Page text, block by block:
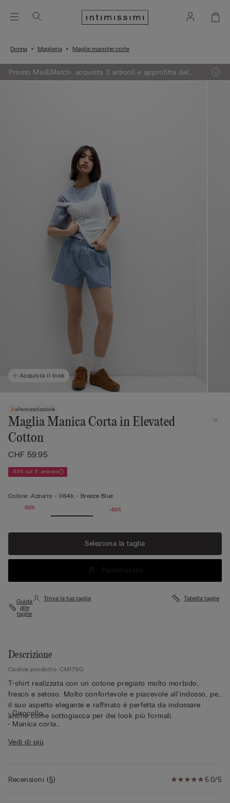
Donna Maglieria Maglie maniche corte
Promo Mix&Match: acquista 3 articoli e approfitta del
-50% sul meno caro
Acquista il look
Personalizzabile
Maglia Manica Corta in Elevated
Cotton
CHF 59.95
-50% sul 3° articolo
Colore: Azzurro -064k - Breeze Blue
-50% -50%
Seleziona la taglia
Personalizza
Guida
alle
taglie
Trova la tua taglia Tabella taglie
Descrizione
Codice prodotto: CM179G
T-shirt realizzata con un cotone pregiato molto morbido,
fresco e setoso. Molto confortevole e piacevole all'indosso, per
il suo aspetto elegante e raffinato è perfetta da indossare
anche come sottogiacca per dei look più formali.
• Girocollo
• Manica corta
• 100% cotone
Vedi di più
5.0/5
Recensioni(5)